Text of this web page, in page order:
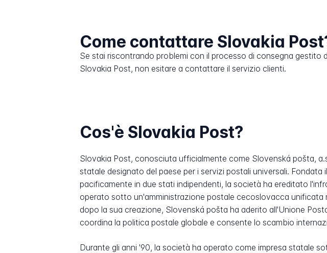
Come contattare Slovakia
Se stai riscontrando problemi con il processo di consegna gestito
Slovakia Post, non esitare a contattare il servizio clienti.
Cos'è Slovakia Post?
Slovakia Post, conosciuta ufficialmente come Slovenská pošta,
statale designato del paese per i servizi postali universali.
pacificamente in due stati indipendenti, la società ha ereditato
operato sotto un'amministrazione postale cecoslovacca
dopo la sua creazione, Slovenská pošta ha aderito all'Unione
coordina la politica postale globale e consente lo scambio
Durante gli anni '90, la società ha operato come impresa statale